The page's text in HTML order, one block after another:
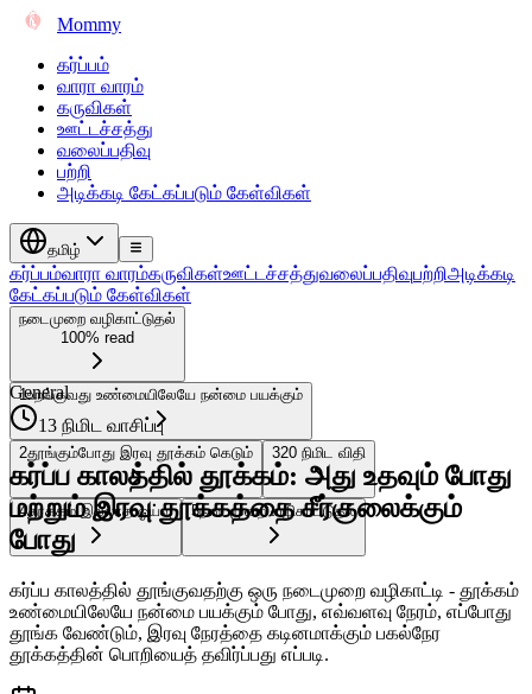
Mommy
கர்ப்பம்
வாரா வாரம்
கருவிகள்
ஊட்டச்சத்து
வலைப்பதிவு
பற்றி
அடிக்கடி கேட்கப்படும் கேள்விகள்
தமிழ்
கர்ப்பம்வாரா வாரம்கருவிகள்ஊட்டச்சத்துவலைப்பதிவுபற்றிஅடிக்கடி
கேட்கப்படும் கேள்விகள்
நடைமுறை வழிகாட்டுதல்
100% read
1உறங்குவது உண்மையிலேயே நன்மை பயக்கும்
2தூங்கும்போது இரவு தூக்கம் கெடும் 320 நிமிட விதி
4தூக்கம் இல்லாத ஓய்வு 5நடைமுறை வழிகாட்டுதல்
General
13 நிமிட வாசிப்பு
கர்ப்ப காலத்தில் தூக்கம்: அது உதவும் போது
மற்றும் இரவு தூக்கத்தை சீர்குலைக்கும்
போது
கர்ப்ப காலத்தில் தூங்குவதற்கு ஒரு நடைமுறை வழிகாட்டி - தூக்கம்
உண்மையிலேயே நன்மை பயக்கும் போது, ​​எவ்வளவு நேரம், எப்போது
தூங்க வேண்டும், இரவு நேரத்தை கடினமாக்கும் பகல்நேர
தூக்கத்தின் பொறியைத் தவிர்ப்பது எப்படி.